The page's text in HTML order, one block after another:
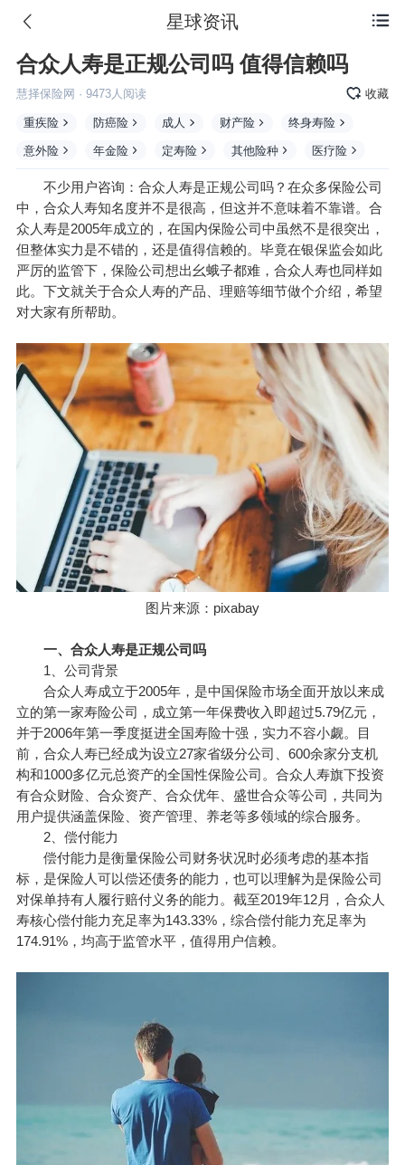
 星球资讯
合众人寿是正规公司吗 值得信赖吗
慧择保险网 · 9473人阅读 收藏
重疾险 防癌险 成人 财产险 终身寿险
意外险 年金险 定寿险 其他险种 医疗险
不少用户咨询： 合众人寿是正规公司吗？在众多保险公司
中，合众人寿知名度并不是很高，但这并不意味着不靠谱。合
众人寿是2005年成立的，在国内保险公司中虽然不是很突出，
但整体实力是不错的，还是值得信赖的。毕竟在银保监会如此
严厉的监管下，保险公司想出幺蛾子都难，合众人寿也同样如
此。下文就关于合众人寿的产品、理赔等细节做个介绍，希望
对大家有所帮助。
图片来源：pixabay
一、合众人寿是正规公司吗
1、公司背景
合众人寿成立于2005年，是中国保险市场全面开放以来成
立的第一家寿险公司，成立第一年保费收入即超过5.79亿元，
并于2006年第一季度挺进全国寿险十强，实力不容小觑。目
前，合众人寿已经成为设立27家省级分公司、600余家分支机
构和1000多亿元总资产的全国性保险公司。合众人寿旗下投资
有合众财险、合众资产、合众优年、盛世合众等公司，共同为
用户提供涵盖保险、资产管理、养老等多领域的综合服务。
2、偿付能力
偿付能力是衡量保险公司财务状况时必须考虑的基本指
标，是保险人可以偿还债务的能力，也可以理解为是保险公司
对保单持有人履行赔付义务的能力。截至2019年12月，合众人
寿核心偿付能力充足率为143.33%，综合偿付能力充足率为
174.91%，均高于监管水平，值得用户信赖。